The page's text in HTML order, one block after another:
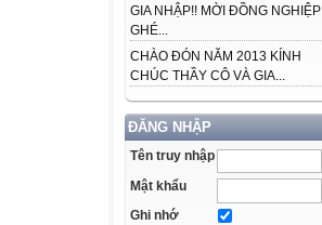
GIA NHẬP!! MỜI ĐỒNG NGHIỆP
GHÉ...
CHÀO ĐÓN NĂM 2013 KÍNH
CHÚC THẦY CÔ VÀ GIA...
ĐĂNG NHẬP
Tên truy nhập
Mật khẩu
Ghi nhớ